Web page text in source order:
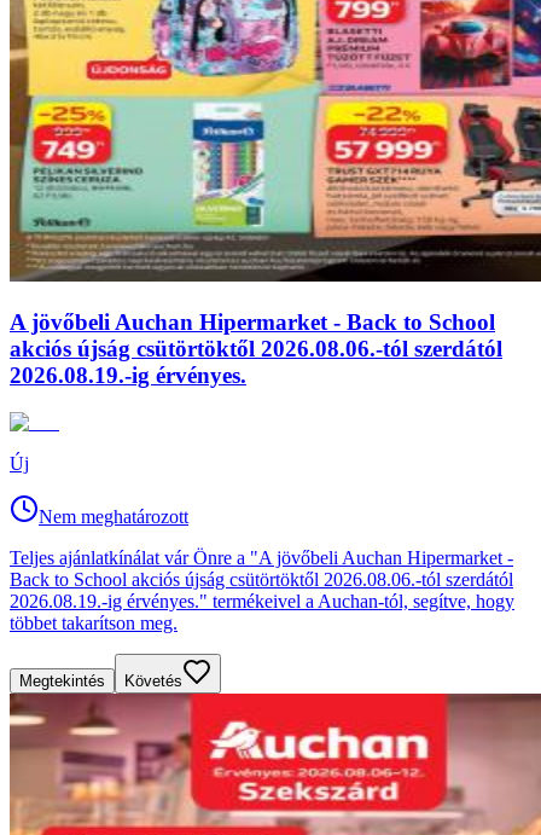
A jövőbeli Auchan Hipermarket - Back to School
akciós újság csütörtöktől 2026.08.06.-tól szerdától
2026.08.19.-ig érvényes.
Új
Nem meghatározott
Teljes ajánlatkínálat vár Önre a "A jövőbeli Auchan Hipermarket -
Back to School akciós újság csütörtöktől 2026.08.06.-tól szerdától
2026.08.19.-ig érvényes." termékeivel a Auchan-tól, segítve, hogy
többet takarítson meg.
Megtekintés Követés